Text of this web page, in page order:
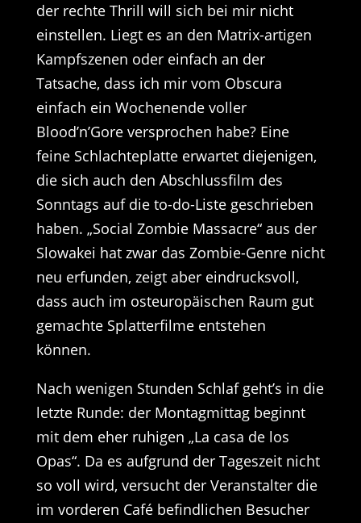
der rechte Thrill will sich bei mir nicht
einstellen. Liegt es an den Matrix-artigen
Kampfszenen oder einfach an der
Tatsache, dass ich mir vom Obscura
einfach ein Wochenende voller
Blood’n’Gore versprochen habe? Eine
feine Schlachteplatte erwartet diejenigen,
die sich auch den Abschlussfilm des
Sonntags auf die to-do-Liste geschrieben
haben. „Social Zombie Massacre“ aus der
Slowakei hat zwar das Zombie-Genre nicht
neu erfunden, zeigt aber eindrucksvoll,
dass auch im osteuropäischen Raum gut
gemachte Splatterfilme entstehen
können.
Nach wenigen Stunden Schlaf geht’s in die
letzte Runde: der Montagmittag beginnt
mit dem eher ruhigen „La casa de los
Opas“. Da es aufgrund der Tageszeit nicht
so voll wird, versucht der Veranstalter die
im vorderen Café befindlichen Besucher